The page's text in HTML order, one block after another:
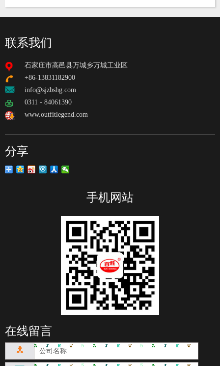
联系我们
石家庄市高邑县万城乡万城工业区
+86-13831182900
info@sjzbshg.com
0311 - 84061390
www.outfitlegend.com
分享
手机网站
在线留言